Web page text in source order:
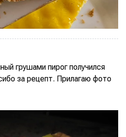
грушами пирог получился
за рецепт. Прилагаю фото